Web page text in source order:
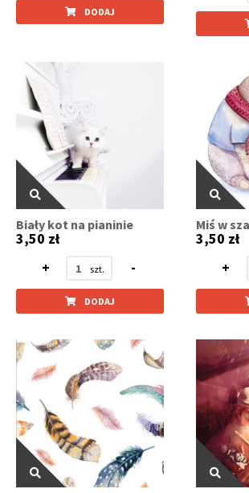
DODAJ
Biały kot na pianinie
3,50 zł
+
-
DODAJ
Miś w
3,50 zł
+